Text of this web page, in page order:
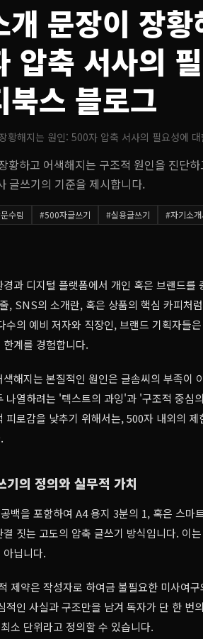
개 문장이 장
압축 서사의
북스 블로그
황해지는 원인: 500자 압축 서사의 필요성에
황하고 어색해지는 구조적 원인을 진단
글쓰기의 기준을 제시합니다.
문수림 #500자글쓰기 #실용글쓰기 #자기소
과 디지털 플랫폼에서 개인 혹은 브랜드를
, SNS의 소개란, 혹은 상품의 핵심 카피처
수의 예비 저자와 직장인, 브랜드 기획자들
계를 경험합니다.
해지는 본질적인 원인은 글솜씨의 부족이
나열하려는 '텍스트의 과잉'과 '구조적 중심
피로감을 낮추기 위해서는, 500자 내외의
의 정의와 실무적 가치
백을 포함하여 A4 용지 3분의 1, 혹은 스마
짓는 고도의 압축 글쓰기 방식입니다. 이
닙니다.
제약은 작성자로 하여금 불필요한 미사여
적인 사실과 구조만을 남겨 독자가 단 한 번
소 단위라고 정의할 수 있습니다.